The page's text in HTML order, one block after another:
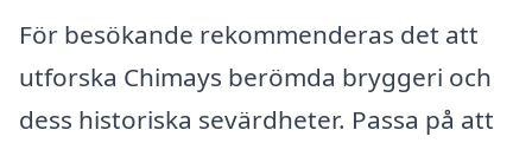
För besökande rekommenderas det att
utforska Chimays berömda bryggeri och
dess historiska sevärdheter. Passa på att